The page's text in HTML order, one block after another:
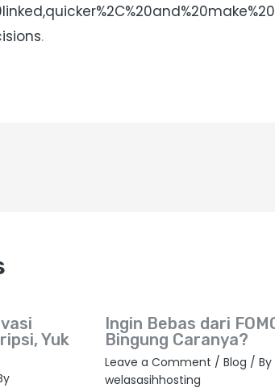
.
Yuk
Ingin Bebas dari
Bingung Caranya?
Leave a Comment / Blog / By
welasasihhosting